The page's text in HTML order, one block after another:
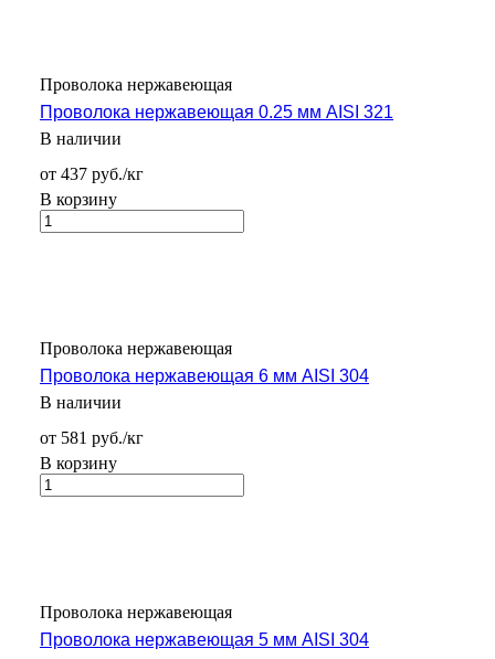
Проволока нержавеющая
Проволока нержавеющая 0.25 мм AISI 321
В наличии
от 437 руб./кг
В корзину
Проволока нержавеющая
Проволока нержавеющая 6 мм AISI 304
В наличии
от 581 руб./кг
В корзину
Проволока нержавеющая
Проволока нержавеющая 5 мм AISI 304